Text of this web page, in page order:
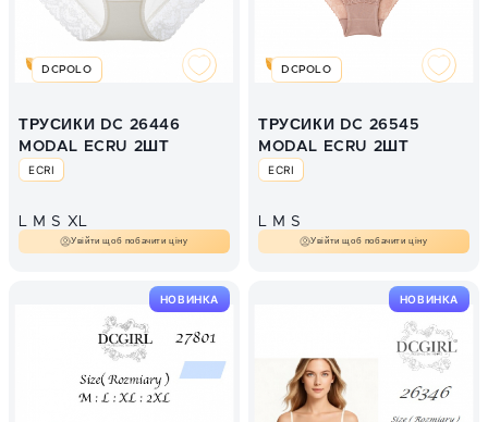
DCPOLO
ТРУСИКИ DC 26446
MODAL ECRU 2ШТ
ECRI
L M S XL
Увійти щоб побачити ціну
DCPOLO
ТРУСИКИ DC 26545
MODAL ECRU 2ШТ
ECRI
L M S
Увійти щоб побачити ціну
НОВИНКА НОВИНКА